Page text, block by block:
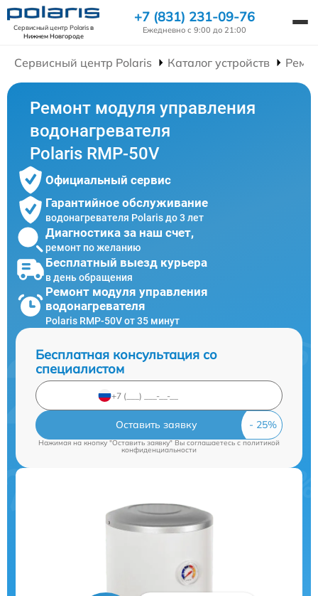
Сервисный центр Polarisв
Нижнем Новгороде
+7 (831) 231-09-76
Ежедневно с 9:00 до 21:00
Сервисный центр Polaris Каталог устройств
Ремонт модуля управления
водонагревателя
Polaris RMP-50V
Официальный сервис
Гарантийное обслуживание
водонагревателя Polaris до 3 лет
Диагностика за наш счет,
ремонт по желанию
Бесплатный выезд курьера
в день обращения
Ремонт модуля управления
водонагревателя
Polaris RMP-50V от 35 минут
Бесплатная консультация со
специалистом
Оставить заявку
Нажимая на кнопку "Оставить заявку" Вы соглашаетесь cполитикой
конфиденциальности